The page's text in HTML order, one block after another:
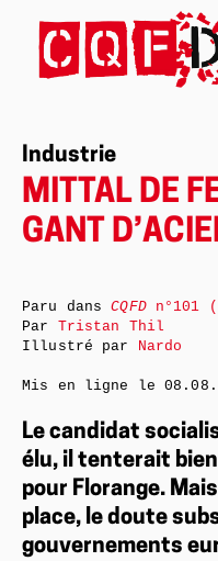
Industrie
MITTAL DE
GANT
Le candidat
élu, il tenterait
pour Florange.
place, le doute
gouvernements
Paru dansCQFDn°101
Par Tristan Thil
Illustré par Nardo
Mis en ligne le